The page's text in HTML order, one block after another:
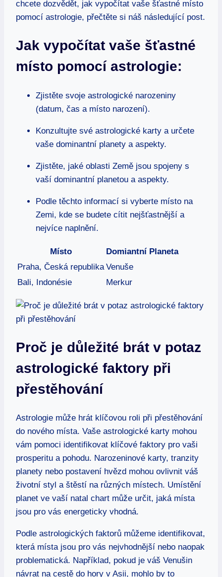
chcete dozvědět, jak vypočítat vaše šťastné místo
pomocí astrologie, přečtěte si náš následující post.
Jak vypočítat vaše šťastné
místo pomocí astrologie:
Zjistěte svoje astrologické narozeniny
(datum, čas a místo narození).
Konzultujte své astrologické karty a určete
vaše dominantní planety a aspekty.
Zjistěte, jaké oblasti Země jsou spojeny s
vaší dominantní planetou a aspekty.
Podle těchto informací si vyberte místo na
Zemi, kde se budete cítit nejšťastnější a
nejvíce naplnění.
Místo
Domiantní Planeta
Praha, Česká republika Venuše
Bali, Indonésie
Merkur
Proč je důležité brát v potaz
astrologické faktory při
přestěhování
Astrologie může hrát klíčovou roli při přestěhování
do nového místa. Vaše astrologické karty mohou
vám pomoci identifikovat klíčové faktory pro vaši
prosperitu a pohodu. Narozeninové karty, tranzity
planety nebo postavení hvězd mohou ovlivnit váš
životní styl a štěstí na různých místech. Umístění
planet ve vaší natal chart může určit, jaká místa
jsou pro vás energeticky vhodná.
Podle astrologických faktorů můžeme identifikovat,
která místa jsou pro vás nejvhodnější nebo naopak
problematická. Například, pokud je váš Venušin
návrat na cestě do hory v Asii, mohlo by to